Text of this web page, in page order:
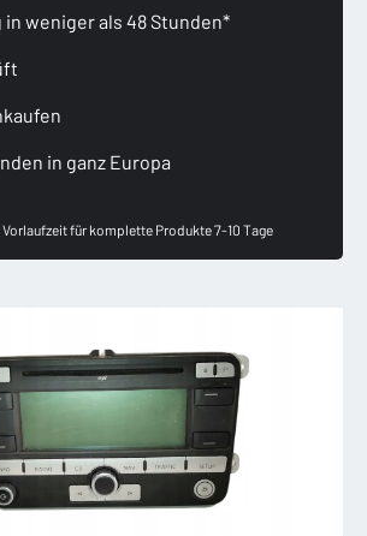
weniger als 48 Stunden*
in ganz Europa
für komplette Produkte 7-10 Tage